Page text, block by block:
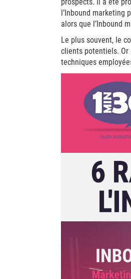
l’Inbound marketing
alors que l’Inbound
Le plus souvent, le
clients potentiels. Or
techniques